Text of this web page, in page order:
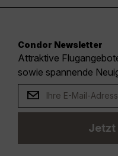
Condor Newsletter
Attraktive
sowie spannende
Jetzt